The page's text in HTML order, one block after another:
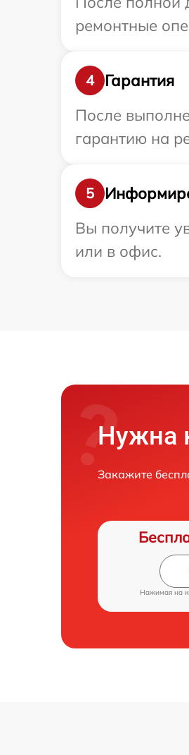
ремонтные
4
Гарантия
После
гарантию на
5
Вы получите
или в офис.
Нужна
Закажите
Нажимая на